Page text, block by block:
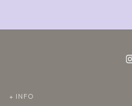
+ INFO